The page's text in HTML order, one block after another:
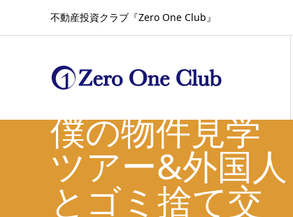
不動産投資クラブ『Zero One Club』
【年に一回の
僕の物件見学
ツアー&外国人
とゴミ捨て交